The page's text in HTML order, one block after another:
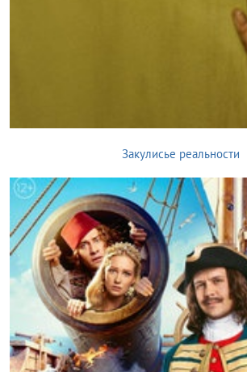
Закулисье реальности